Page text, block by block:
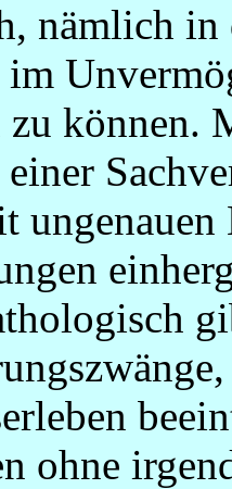
nämlich
zu können.
ohne